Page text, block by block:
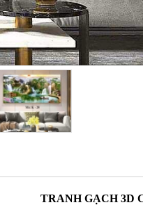
TRANH GẠCH 3D